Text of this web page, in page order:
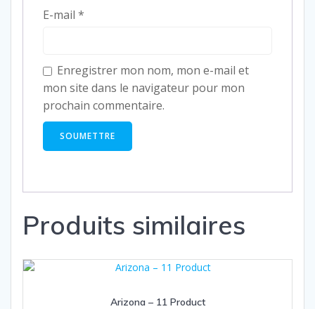
E-mail *
Enregistrer mon nom, mon e-mail et
mon site dans le navigateur pour mon
prochain commentaire.
Produits similaires
Arizona – 11 Product